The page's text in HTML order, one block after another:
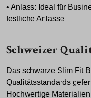
• Anlass: Ideal für
festliche Anlässe
Schweizer
Das schwarze Slim Fit
Qualitätsstandards
Hochwertige